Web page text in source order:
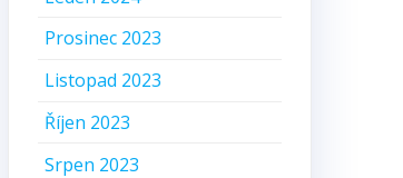
Prosinec 2023
Listopad 2023
Říjen 2023
Srpen 2023